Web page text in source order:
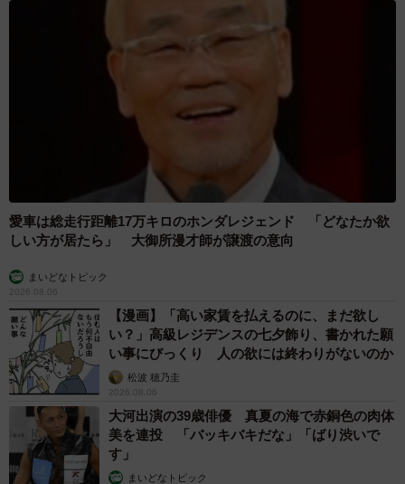
愛車は総走行距離17万キロのホンダレジェンド 「どなたか欲
しい方が居たら」 大御所漫才師が譲渡の意向
まいどなトピック
2026.08.06
【漫画】「高い家賃を払えるのに、まだ欲し
い？」高級レジデンスの七夕飾り、書かれた願
い事にびっくり 人の欲には終わりがないのか
松波 穂乃圭
2026.08.06
大河出演の39歳俳優 真夏の海で赤銅色の肉体
美を連投 「バッキバキだな」「ばり渋いで
す」
まいどなトピック